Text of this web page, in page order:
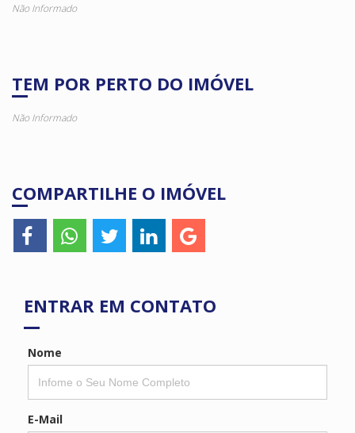
Não Informado
TEM POR PERTO DO IMÓVEL
Não Informado
COMPARTILHE O IMÓVEL
ENTRAR EM CONTATO
Nome
E-Mail